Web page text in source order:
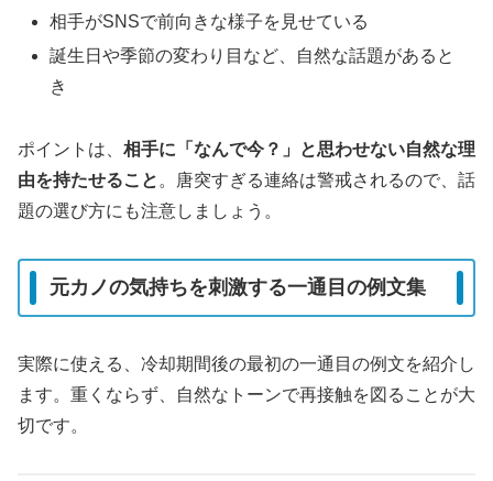
相手がSNSで前向きな様子を見せている
誕生日や季節の変わり目など、自然な話題があると
き
ポイントは、 相手に「なんで今？」と思わせない自然な理
由を持たせること 。唐突すぎる連絡は警戒されるので、話
題の選び方にも注意しましょう。
元カノの気持ちを刺激する一通目の例文集
実際に使える、冷却期間後の最初の一通目の例文を紹介し
ます。重くならず、自然なトーンで再接触を図ることが大
切です。